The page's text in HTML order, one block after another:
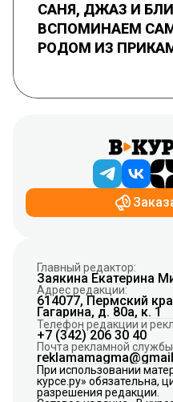
САНЯ, ДЖАЗ И
ВСПОМИНАЕМ
РОДОМ ИЗ
Главный редактор:
Заякина Екатерина
Адрес редакции:
614077, Пермский
Гагарина, д. 80а, к. 1
Телефон редакции и
+7 (342) 206 30 40
Почта рекламной
При использовании
курсе.ру» обязательна,
разрешения редакции.